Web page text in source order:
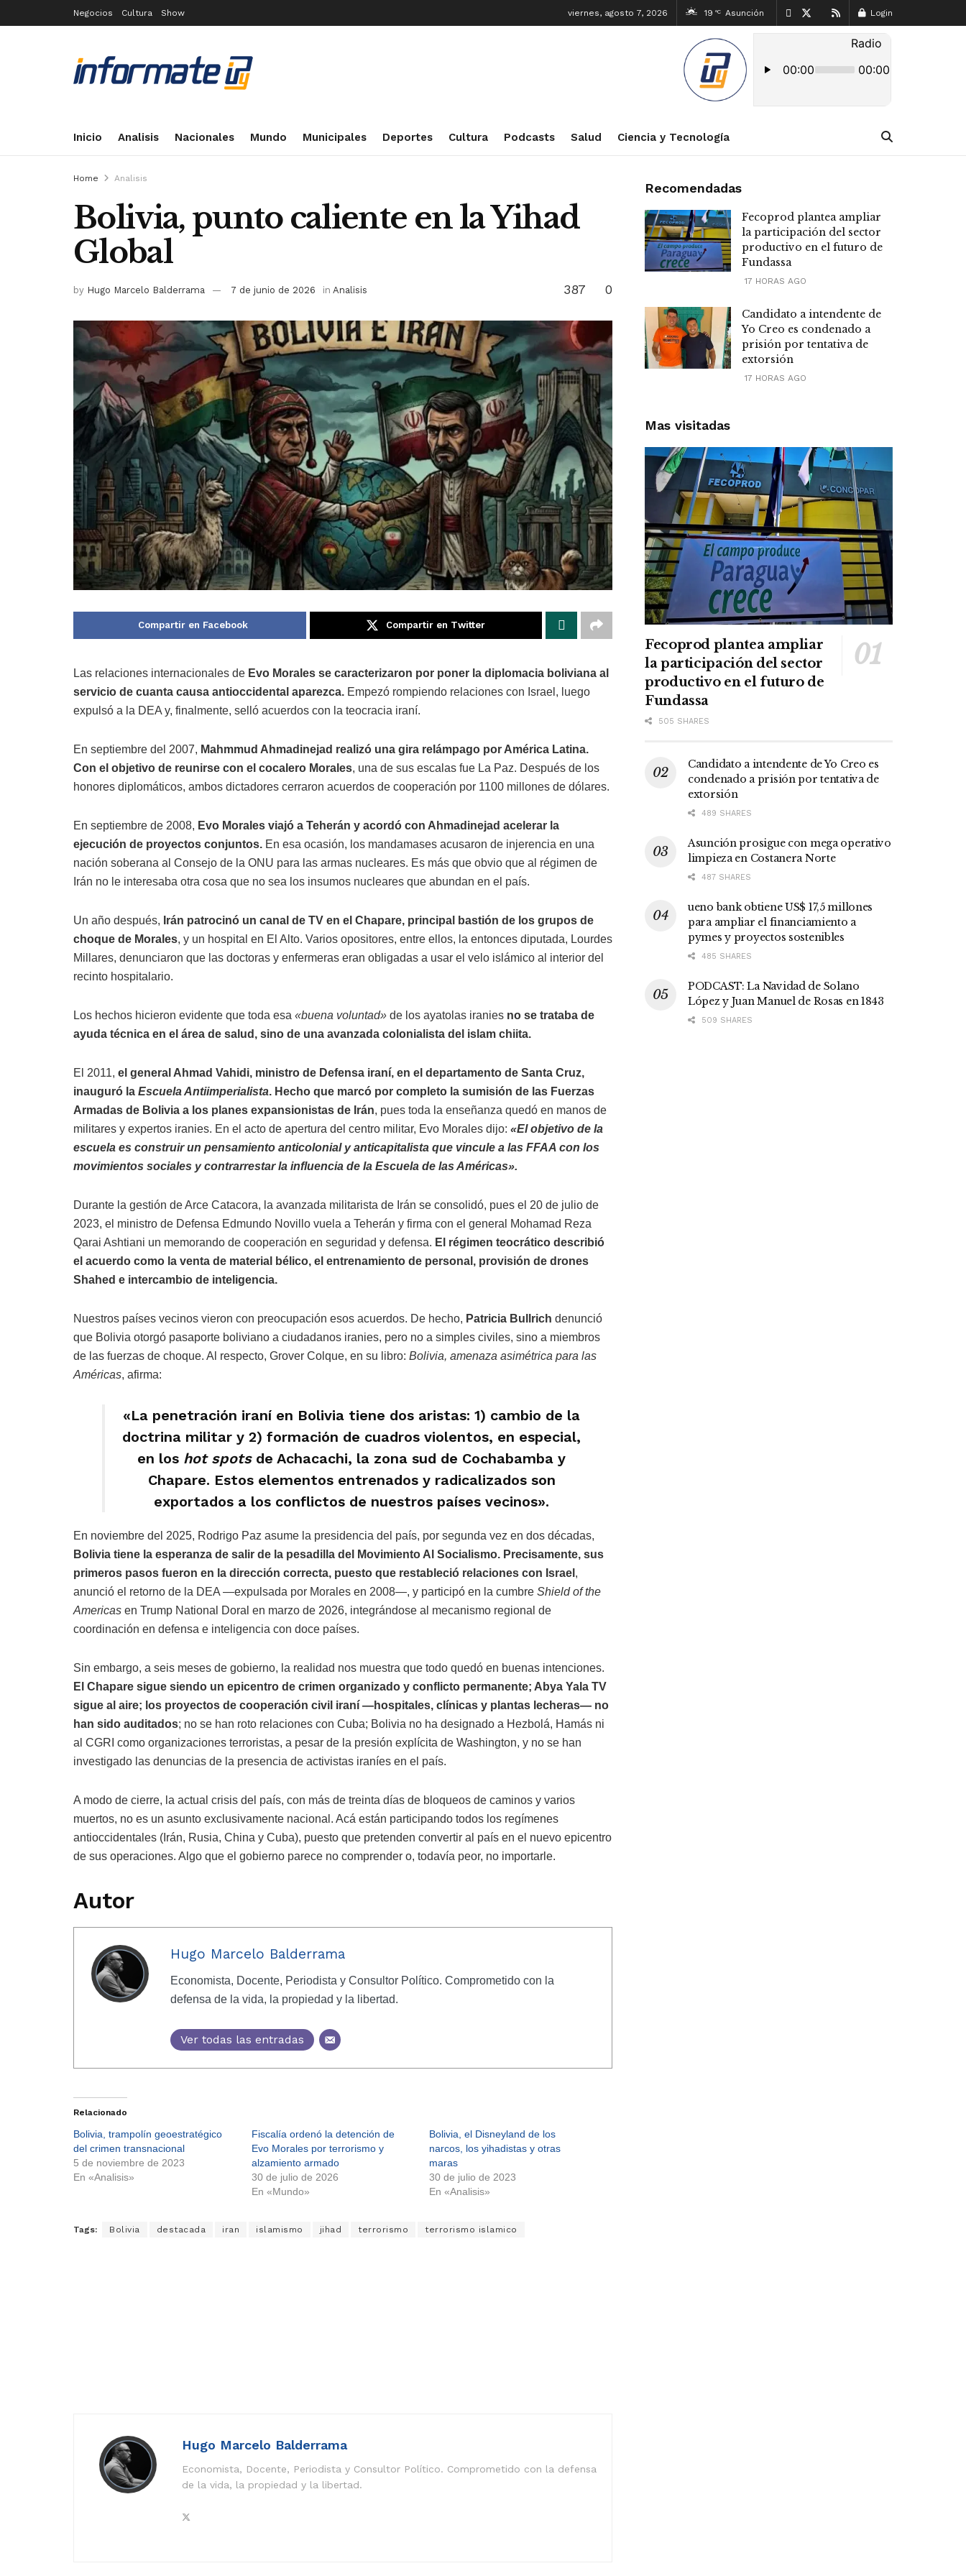
Negocios Cultura Show viernes, agosto 7, 2026 19 °C Asunción Login
Inicio Analisis Nacionales Mundo Municipales Deportes Cultura Podcasts Salud Ciencia y Tecnología
Home Analisis
Bolivia, punto caliente en la Yihad
Global
by Hugo Marcelo Balderrama 7 de junio de 2026 in Analisis 387 0
Compartir en Facebook Compartir en Twitter
Las relaciones internacionales de Evo Morales se caracterizaron por poner la diplomacia boliviana al
servicio de cuanta causa antioccidental aparezca. Empezó rompiendo relaciones con Israel, luego
expulsó a la DEA y, finalmente, selló acuerdos con la teocracia iraní.
En septiembre del 2007, Mahmmud Ahmadinejad realizó una gira relámpago por América Latina.
Con el objetivo de reunirse con el cocalero Morales, una de sus escalas fue La Paz. Después de los
honores diplomáticos, ambos dictadores cerraron acuerdos de cooperación por 1100 millones de dólares.
En septiembre de 2008, Evo Morales viajó a Teherán y acordó con Ahmadinejad acelerar la
ejecución de proyectos conjuntos. En esa ocasión, los mandamases acusaron de injerencia en una
nación soberana al Consejo de la ONU para las armas nucleares. Es más que obvio que al régimen de
Irán no le interesaba otra cosa que no sea los insumos nucleares que abundan en el país.
Un año después, Irán patrocinó un canal de TV en el Chapare, principal bastión de los grupos de
choque de Morales, y un hospital en El Alto. Varios opositores, entre ellos, la entonces diputada, Lourdes
Millares, denunciaron que las doctoras y enfermeras eran obligadas a usar el velo islámico al interior del
recinto hospitalario.
Los hechos hicieron evidente que toda esa «buena voluntad» de los ayatolas iranies no se trataba de
ayuda técnica en el área de salud, sino de una avanzada colonialista del islam chiita.
El 2011, el general Ahmad Vahidi, ministro de Defensa iraní, en el departamento de Santa Cruz,
inauguró la Escuela Antiimperialista. Hecho que marcó por completo la sumisión de las Fuerzas
Armadas de Bolivia a los planes expansionistas de Irán, pues toda la enseñanza quedó en manos de
militares y expertos iranies. En el acto de apertura del centro militar, Evo Morales dijo: «El objetivo de la
escuela es construir un pensamiento anticolonial y anticapitalista que vincule a las FFAA con los
movimientos sociales y contrarrestar la influencia de la Escuela de las Américas».
Durante la gestión de Arce Catacora, la avanzada militarista de Irán se consolidó, pues el 20 de julio de
2023, el ministro de Defensa Edmundo Novillo vuela a Teherán y firma con el general Mohamad Reza
Qarai Ashtiani un memorando de cooperación en seguridad y defensa. El régimen teocrático describió
el acuerdo como la venta de material bélico, el entrenamiento de personal, provisión de drones
Shahed e intercambio de inteligencia.
Nuestros países vecinos vieron con preocupación esos acuerdos. De hecho, Patricia Bullrich denunció
que Bolivia otorgó pasaporte boliviano a ciudadanos iranies, pero no a simples civiles, sino a miembros
de las fuerzas de choque. Al respecto, Grover Colque, en su libro: Bolivia, amenaza asimétrica para las
Américas, afirma:
«La penetración iraní en Bolivia tiene dos aristas: 1) cambio de la
doctrina militar y 2) formación de cuadros violentos, en especial,
en los hot spotsde Achacachi, la zona sud de Cochabamba y
Chapare. Estos elementos entrenados y radicalizados son
exportados a los conflictos de nuestros países vecinos».
En noviembre del 2025, Rodrigo Paz asume la presidencia del país, por segunda vez en dos décadas,
Bolivia tiene la esperanza de salir de la pesadilla del Movimiento Al Socialismo. Precisamente, sus
primeros pasos fueron en la dirección correcta, puesto que restableció relaciones con Israel ,
anunció el retorno de la DEA —expulsada por Morales en 2008—, y participó en la cumbre Shield of the
Americas en Trump National Doral en marzo de 2026, integrándose al mecanismo regional de
coordinación en defensa e inteligencia con doce países.
Sin embargo, a seis meses de gobierno, la realidad nos muestra que todo quedó en buenas intenciones.
El Chapare sigue siendo un epicentro de crimen organizado y conflicto permanente; Abya Yala TV
sigue al aire; los proyectos de cooperación civil iraní —hospitales, clínicas y plantas lecheras— no
han sido auditados; no se han roto relaciones con Cuba; Bolivia no ha designado a Hezbolá, Hamás ni
al CGRI como organizaciones terroristas, a pesar de la presión explícita de Washington, y no se han
investigado las denuncias de la presencia de activistas iraníes en el país.
A modo de cierre, la actual crisis del país, con más de treinta días de bloqueos de caminos y varios
muertos, no es un asunto exclusivamente nacional. Acá están participando todos los regímenes
antioccidentales (Irán, Rusia, China y Cuba), puesto que pretenden convertir al país en el nuevo epicentro
de sus operaciones. Algo que el gobierno parece no comprender o, todavía peor, no importarle.
Autor
Hugo Marcelo Balderrama
Economista, Docente, Periodista y Consultor Político. Comprometido con la
defensa de la vida, la propiedad y la libertad.
Ver todas las entradas
Relacionado
Bolivia, trampolín geoestratégico
del crimen transnacional
5 de noviembre de 2023
En «Analisis»
Fiscalía ordenó la detención de
Evo Morales por terrorismo y
alzamiento armado
30 de julio de 2026
En «Mundo»
Bolivia, el Disneyland de los
narcos, los yihadistas y otras
maras
30 de julio de 2023
En «Analisis»
Tags: Bolivia destacada iran islamismo jihad terrorismo terrorismo islamico
Hugo Marcelo Balderrama
Economista, Docente, Periodista y Consultor Político. Comprometido con la defensa
de la vida, la propiedad y la libertad.
Recomendadas
Fecoprod plantea ampliar
la participación del sector
productivo en el futuro de
Fundassa
17 HORAS AGO
Candidato a intendente de
Yo Creo es condenado a
prisión por tentativa de
extorsión
17 HORAS AGO
Mas visitadas
Fecoprod plantea ampliar
la participación del sector
productivo en el futuro de
Fundassa
505 SHARES
Candidato a intendente de Yo Creo es
condenado a prisión por tentativa de
extorsión
489 SHARES
Asunción prosigue con mega operativo
limpieza en Costanera Norte
487 SHARES
ueno bank obtiene US$ 17,5 millones
para ampliar el financiamiento a
pymes y proyectos sostenibles
485 SHARES
PODCAST: La Navidad de Solano
López y Juan Manuel de Rosas en 1843
509 SHARES